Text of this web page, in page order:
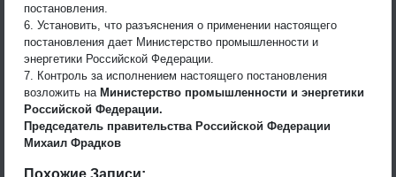
постановления.
6. Установить, что разъяснения о применении настоящего
постановления дает Министерство промышленности и
энергетики Российской Федерации.
7. Контроль за исполнением настоящего постановления
возложить на Министерство промышленности и энергетики
Российской Федерации.
Председатель правительства Российской Федерации
Михаил Фрадков
Похожие Записи: